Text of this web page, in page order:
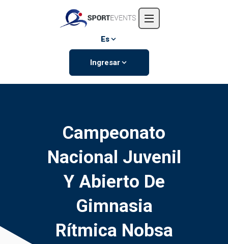
Eventos
Es
Ingresar
Campeonato
Nacional Juvenil
Y Abierto De
Gimnasia
Rítmica Nobsa